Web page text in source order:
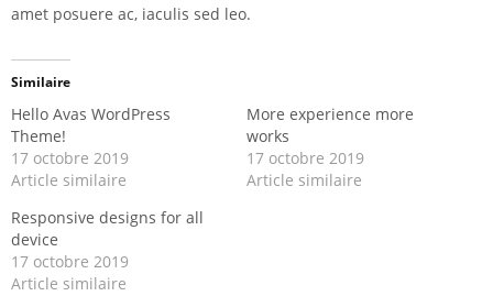
amet posuere ac, iaculis sed leo.
Similaire
Hello Avas WordPress
Theme!
17 octobre 2019
Article similaire
More experience more
works
17 octobre 2019
Article similaire
Responsive designs for all
device
17 octobre 2019
Article similaire